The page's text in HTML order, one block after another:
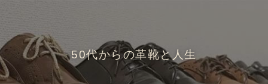
50代からの革靴と人生